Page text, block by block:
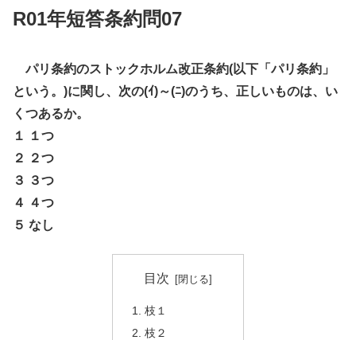
R01年短答条約問07
パリ条約のストックホルム改正条約(以下「パリ条約」
という。)に関し、次の(ｲ)～(ﾆ)のうち、正しいものは、い
くつあるか。
１ １つ
２ ２つ
３ ３つ
４ ４つ
５ なし
目次
枝１
枝２